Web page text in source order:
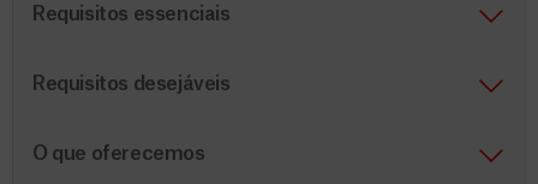
Requisitos essenciais
Requisitos desejáveis
O que oferecemos